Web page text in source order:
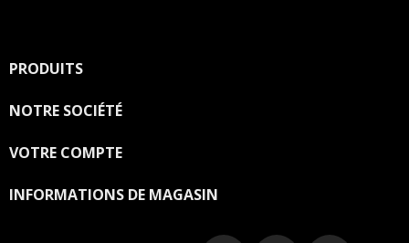
PRODUITS
NOTRE SOCIÉTÉ
VOTRE COMPTE
INFORMATIONS DE MAGASIN